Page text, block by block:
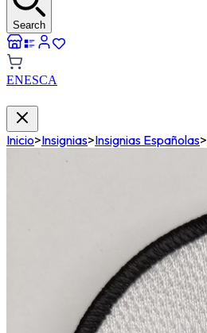
Search
ENESCA
Inicio>Insignias>Insignias Españolas>